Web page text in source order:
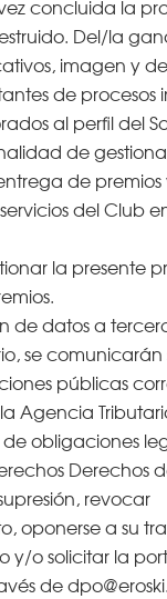
concluida la
Del/la
imagen y
de procesos
al perfil del
de
de premios
del Club
la presente
de datos a
se comunicarán
públicas
Agencia
obligaciones
Derechos
revocar
oponerse a su
y/o solicitar la
de